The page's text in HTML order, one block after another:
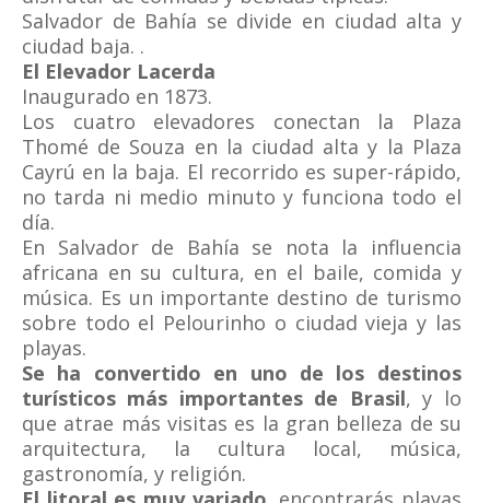
Salvador de Bahía se divide en ciudad alta y
ciudad baja. .
El Elevador Lacerda
Inaugurado en 1873.
Los cuatro elevadores conectan la Plaza
Thomé de Souza en la ciudad alta y la Plaza
Cayrú en la baja. El recorrido es super-rápido,
no tarda ni medio minuto y funciona todo el
día.
En Salvador de Bahía se nota la influencia
africana en su cultura, en el baile, comida y
música. Es un importante destino de turismo
sobre todo el Pelourinho o ciudad vieja y las
playas.
Se ha convertido en uno de los destinos
turísticos más importantes de Brasil, y lo
que atrae más visitas es la gran belleza de su
arquitectura, la cultura local, música,
gastronomía, y religión.